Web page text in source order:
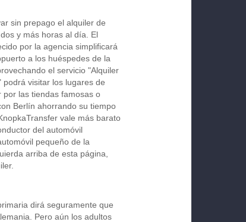
sin prepago el alquiler de
y más horas al día. El
por la agencia simplificará
a los huéspedes de la
el servicio "Alquiler
visitar los lugares de
por las tiendas famosas o
Berlín ahorrando su tiempo
vale más barato
del automóvil
pequeño de la
arriba de esta página,
dirá seguramente que
Pero aún los adultos